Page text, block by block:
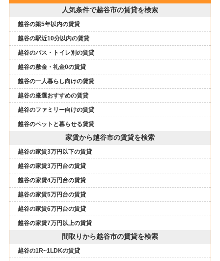
人気条件で越谷市の賃貸を検索
越谷の築5年以内の賃貸
越谷の駅近10分以内の賃貸
越谷のバス・トイレ別の賃貸
越谷の敷金・礼金0の賃貸
越谷の一人暮らし向けの賃貸
越谷の厳選おすすめの賃貸
越谷のファミリー向けの賃貸
越谷のペットと暮らせる賃貸
家賃から越谷市の賃貸を検索
越谷の家賃3万円以下の賃貸
越谷の家賃3万円台の賃貸
越谷の家賃4万円台の賃貸
越谷の家賃5万円台の賃貸
越谷の家賃6万円台の賃貸
越谷の家賃7万円以上の賃貸
間取りから越谷市の賃貸を検索
越谷の1R~1LDKの賃貸